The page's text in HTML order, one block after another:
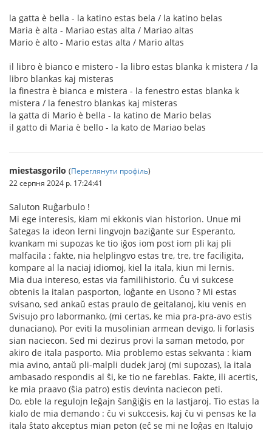
la gatta è bella - la katino estas bela / la katino belas
Maria è alta - Mariao estas alta / Mariao altas
Mario è alto - Mario estas alta / Mario altas
il libro è bianco e mistero - la libro estas blanka k mistera / la
libro blankas kaj misteras
la finestra è bianca e mistera - la fenestro estas blanka k
mistera / la fenestro blankas kaj misteras
la gatta di Mario è bella - la katino de Mario belas
il gatto di Maria è bello - la kato de Mariao belas
miestasgorilo (Переглянути профіль)
22 серпня 2024 р. 17:24:41
Saluton Ruĝarbulo !
Mi ege interesis, kiam mi ekkonis vian historion. Unue mi
ŝategas la ideon lerni lingvojn baziĝante sur Esperanto,
kvankam mi supozas ke tio iĝos iom post iom pli kaj pli
malfacila : fakte, nia helplingvo estas tre, tre, tre faciligita,
kompare al la naciaj idiomoj, kiel la itala, kiun mi lernis.
Mia dua intereso, estas via familihistorio. Ĉu vi sukcese
obtenis la italan pasporton, loĝante en Usono ? Mi estas
svisano, sed ankaŭ estas praulo de geitalanoj, kiu venis en
Svisujo pro labormanko, (mi certas, ke mia pra-pra-avo estis
dunaciano). Por eviti la musolinian armean devigo, li forlasis
sian naciecon. Sed mi dezirus provi la saman metodo, por
akiro de itala pasporto. Mia problemo estas sekvanta : kiam
mia avino, antaŭ pli-malpli dudek jaroj (mi supozas), la itala
ambasado respondis al ŝi, ke tio ne fareblas. Fakte, ili acertis,
ke mia praavo (ŝia patro) estis devinta naciecon peti.
Do, eble la regulojn leĝajn ŝanĝiĝis en la lastjaroj. Tio estas la
kialo de mia demando : ĉu vi sukccesis, kaj ĉu vi pensas ke la
itala ŝtato akceptus mian peton (eĉ se mi ne loĝas en Italujo